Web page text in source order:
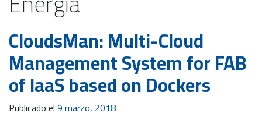
CloudsMan: Multi-Cloud
Management System for FAB
of IaaS based on Dockers
Publicado el9 marzo, 2018